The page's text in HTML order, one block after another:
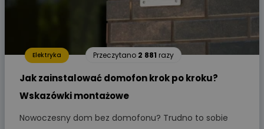
Elektryka Przeczytano 2 881 razy
Jak zainstalować domofon krok po kroku?
Wskazówki montażowe
Nowoczesny dom bez domofonu? Trudno to sobie